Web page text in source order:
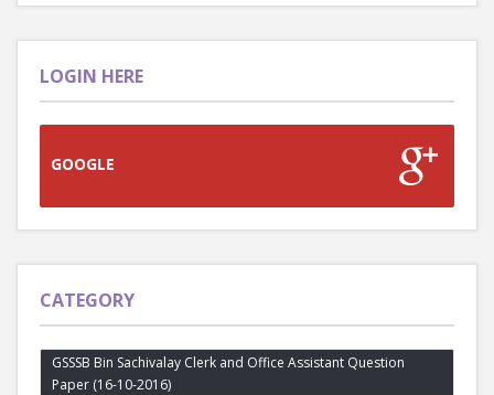
LOGIN HERE
GOOGLE
CATEGORY
GSSSB Bin Sachivalay Clerk and Office Assistant Question
Paper (16-10-2016)